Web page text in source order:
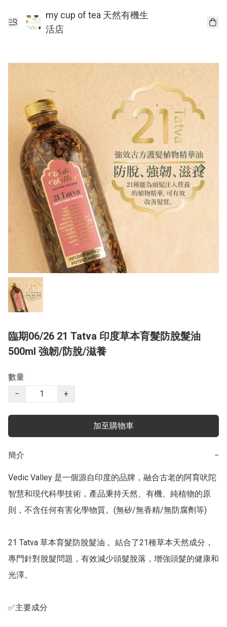
my cup of tea 天然有機生
活店
臨期06/26 21 Tatva 印度草本育髮防脫髮油
500ml 強韌/防脫/滋養
數量
−
+
加至購物車
簡介 −
Vedic Valley 是一個源自印度的品牌，融合古老的阿育吠陀
智慧和現代科學技術，產品秉持天然、有機、純植物的原
則，不含任何有害化學物質。(無矽/無香精/無防腐劑等)
21 Tatva 草本育髮防脫髮油 。結合了21種草本天然成分，
專門針對脫髮問題，有效減少頭髮脫落，增強頭髮的健康和
光澤。
✅主要成分